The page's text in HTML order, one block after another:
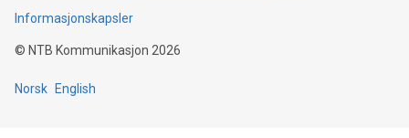
Informasjonskapsler
© NTB Kommunikasjon 2026
Norsk English